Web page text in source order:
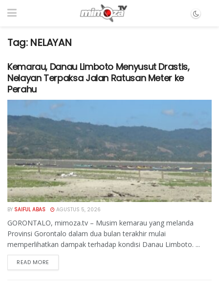
Tag: NELAYAN
Kemarau, Danau Limboto Menyusut Drastis,
Nelayan Terpaksa Jalan Ratusan Meter ke
Perahu
BY SAIFUL ABAS AGUSTUS 5, 2026
GORONTALO, mimoza.tv – Musim kemarau yang melanda
Provinsi Gorontalo dalam dua bulan terakhir mulai
memperlihatkan dampak terhadap kondisi Danau Limboto. ...
READ MORE